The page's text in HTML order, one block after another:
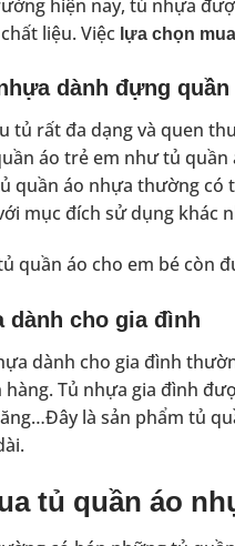
hiện nay, tủ nhựa
liệu. Việc lựa chọn
dành đựng quần
tủ rất đa dạng và quen
áo trẻ em như tủ quần
quần áo nhựa thường có
mục đích sử dụng khác
quần áo cho em bé còn
dành cho gia đình
dành cho gia đình
hàng. Tủ nhựa gia đình
là sản phẩm tủ
tủ quần áo